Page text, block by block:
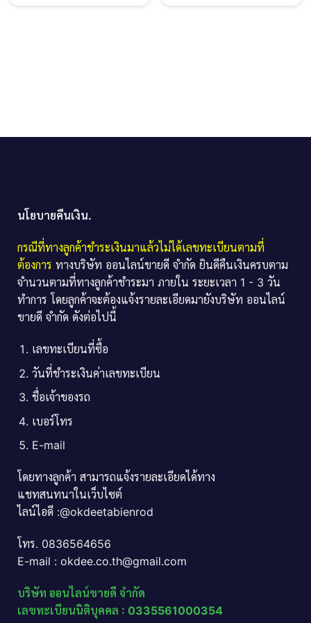
นโยบายคืนเงิน.
กรณีที่ทางลูกค้าชำระเงินมาแล้วไม่ได้เลขทะเบียนตามที่
ต้องการ ทางบริษัท ออนไลน์ขายดี จำกัด ยินดีคืนเงินครบตาม
จำนวนตามที่ทางลูกค้าชำระมา ภายใน ระยะเวลา 1 - 3 วัน
ทำการ โดยลูกค้าจะต้องแจ้งรายละเอียดมายังบริษัท ออนไลน์
ขายดี จำกัด ดังต่อไปนี้
เลขทะเบียนที่ซื้อ
วันที่ชำระเงินค่าเลขทะเบียน
ชื่อเจ้าของรถ
เบอร์โทร
E-mail
โดยทางลูกค้า สามารถแจ้งรายละเอียดได้ทาง
แชทสนทนาในเว็บไซต์
ไลน์ไอดี :@okdeetabienrod
โทร. 0836564656
E-mail : okdee.co.th@gmail.com
บริษัท ออนไลน์ขายดี จำกัด
เลขทะเบียนนิติบุคคล : 0335561000354